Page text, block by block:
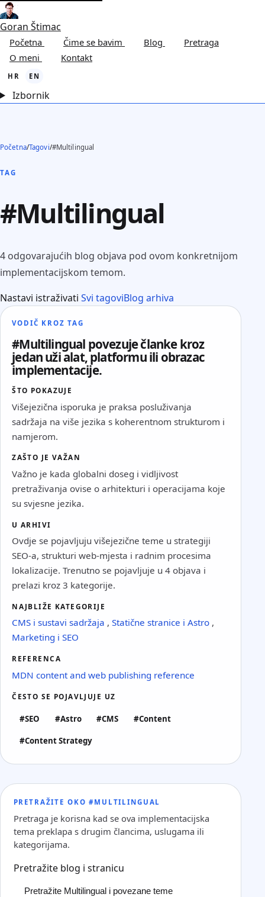
Goran Štimac
Početna Čime se bavim Blog
Pretraga
O meni
Kontakt
HR EN
Izbornik
Početna/Tagovi/#Multilingual
TAG
#Multilingual
4 odgovarajućih blog objava pod ovom konkretnijom
implementacijskom temom.
Nastavi istraživati Svi tagoviBlog arhiva
VODIČ KROZ TAG
#Multilingual povezuje članke kroz
jedan uži alat, platformu ili obrazac
implementacije.
ŠTO POKAZUJE
Višejezična isporuka je praksa posluživanja
sadržaja na više jezika s koherentnom strukturom i
namjerom.
ZAŠTO JE VAŽAN
Važno je kada globalni doseg i vidljivost
pretraživanja ovise o arhitekturi i operacijama koje
su svjesne jezika.
U ARHIVI
Ovdje se pojavljuju višejezične teme u strategiji
SEO-a, strukturi web-mjesta i radnim procesima
lokalizacije. Trenutno se pojavljuje u 4 objava i
prelazi kroz 3 kategorije.
NAJBLIŽE KATEGORIJE
CMS i sustavi sadržaja ,Statične stranice i Astro ,
Marketing i SEO
REFERENCA
MDN content and web publishing reference
ČESTO SE POJAVLJUJE UZ
#SEO #Astro #CMS #Content
#Content Strategy
PRETRAŽITE OKO #MULTILINGUAL
Pretraga je korisna kad se ova implementacijska
tema preklapa s drugim člancima, uslugama ili
kategorijama.
Pretražite blog i stranicu